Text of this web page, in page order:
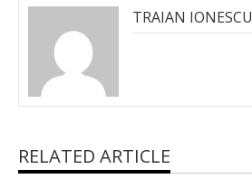
TRAIAN IONESCU
RELATED ARTICLE